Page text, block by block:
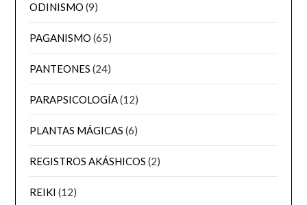
ODINISMO (9)
PAGANISMO (65)
PANTEONES (24)
PARAPSICOLOGÍA(12)
PLANTAS MÁGICAS (6)
REGISTROS AKÁSHICOS (2)
REIKI (12)